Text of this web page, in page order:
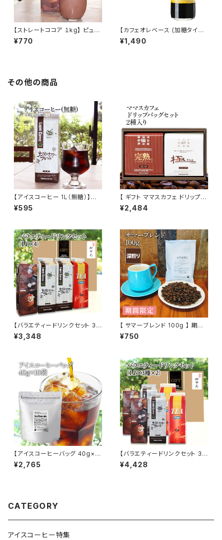
【ストレートココア １kg】 ピュア
ココア 100％ アイスココア ホッ
トココア トミヤコーヒー 通販 お
¥770
【カフェオレベース (加糖タイプ)
】600ml 純糖 カフェオレ 保存
料・着色料ナシ トミヤコーヒー
¥1,490
その他の商品
【アイスコーヒー 1L（無糖）】太
陽と大地のブレンド リキッド ア
イス 自家焙煎 ドリップ トミヤコ
¥595
【 ギフト ママスカフェ ドリップバ
ッグセット 2種入り 】 贈答箱 富
屋珈琲店 自家焙煎 お取り寄せ
¥2,484
【バラエティードリンクセット 3
種4本 アイスコーヒー ストレー
トティー ストレートココア（無
ドリップ トミヤコーヒー 通販 ギ
フト 贈り物 贈答 中元
¥3,348
【 サマーブレンド 100g 】 期間
限定 深煎り エルサルバドル グ
ァテマラ ケニア ドリップ トミヤ
¥750
【アイスコーヒーバッグ 40g×1
0袋】 中細挽 iced coffee ba
g アイスコーヒー ブラジル グア
¥2,765
【バラエティードリンクセット 3
種6本 アイスコーヒー ストレー
トティー ストレートココア（無
¥4,428
CATEGORY
アイスコーヒー特集